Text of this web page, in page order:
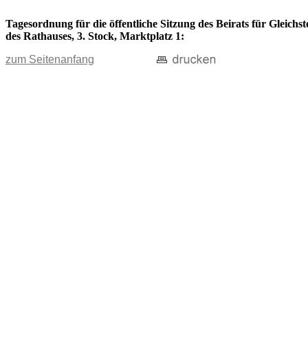
Tagesordnung für die öffentliche Sitzung des Beirats für
des Rathauses, 3. Stock, Marktplatz 1:
zum Seitenanfang